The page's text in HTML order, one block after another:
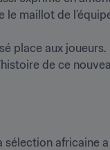
maillot de
place aux
sélection